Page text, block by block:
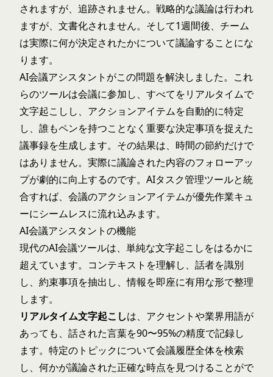
されますが、追跡されません。戦略的な議論は行われ
ますが、文書化されません。そして1週間後、チーム
は実際に何が決定されたかについて議論することにな
ります。
AI会議アシスタントがこの問題を解決しました。これ
らのツールは会議に参加し、すべてをリアルタイムで
文字起こしし、アクションアイテムを自動的に特定
し、誰もペンを持つことなく重要な決定事項を捉えた
議事録を生成します。その結果は、時間の節約だけで
はありません。実際に議論された内容のフォローアッ
プが劇的に向上するのです。 AIタスク管理ツールと統
合すれば、会議のアクションアイテムが優先作業キュ
ーにシームレスに流れ込みます。
AI会議アシスタントの機能
現代のAI会議ツールは、単純な文字起こしをはるかに
超えています。コンテキストを理解し、話者を識別
し、約束事項を抽出し、情報を即座に有用な形で整理
します。
リアルタイム文字起こしは、アクセントや業界用語が
あっても、話された言葉を90〜95%の精度で記録し
ます。特定のトピックについて会議履歴全体を検索
し、何かが議論された正確な時点を見つけることがで